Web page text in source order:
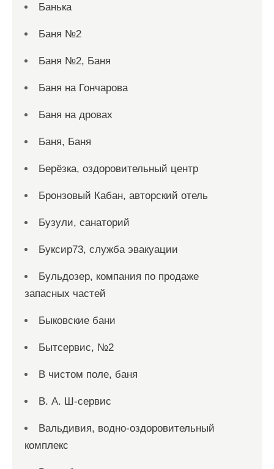
Банька
Баня №2
Баня №2, Баня
Баня на Гончарова
Баня на дровах
Баня, Баня
Берёзка, оздоровительный центр
Бронзовый Кабан, авторский отель
Бузули, санаторий
Буксир73, служба эвакуации
Бульдозер, компания по продаже
запасных частей
Быковские бани
Бытсервис, №2
В чистом поле, баня
В. А. Ш-сервис
Вальдивия, водно-оздоровительный
комплекс